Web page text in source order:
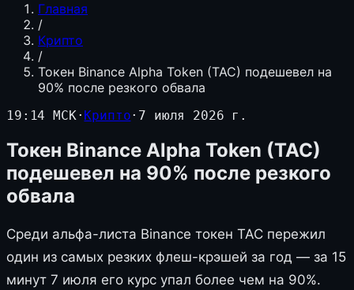
Главная
/
Крипто
/
Токен Binance Alpha Token (TAC) подешевел на
90% после резкого обвала
19:14 МСК· Крипто· 7 июля 2026 г.
Токен Binance Alpha Token (TAC)
подешевел на 90% после резкого
обвала
Среди альфа-листа Binance токен TAC пережил
один из самых резких флеш-крэшей за год — за 15
минут 7 июля его курс упал более чем на 90%.